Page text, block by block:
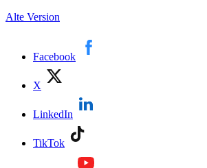
Alte Version
Facebook
X
LinkedIn
TikTok